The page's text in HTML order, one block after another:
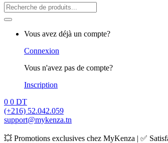
Search
for:
Vous avez déjà un compte?
Connexion
Vous n'avez pas de compte?
Inscription
0 0 DT
(+216) 52.042.059
support@mykenza.tn
💥 Promotions exclusives chez MyKenza | ✅